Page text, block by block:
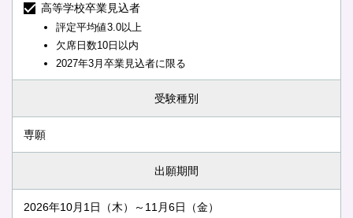
高等学校卒業見込者
評定平均値3.0以上
欠席日数10日以内
2027年3月卒業見込者に限る
受験種別
専願
出願期間
2026年10月1日（木）～11月6日（金）